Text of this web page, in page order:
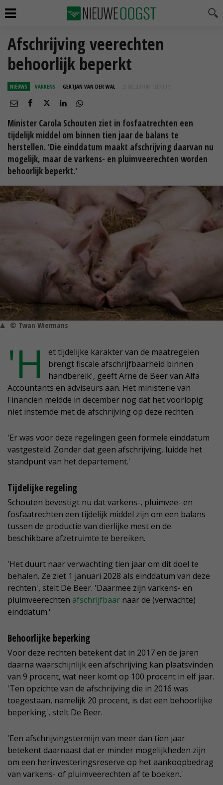
Afschrijving veerechten
behoorlijk beperkt
NIEUWS VARKENS GERTJAN VAN DER WAL 29 DEC 2017 OM 13:07
Minister Carola Schouten ziet in fosfaatrechten een
tijdelijk middel om binnen tien jaar de balans te
herstellen. 'Die einddatum maakt afschrijving daarvan nu
mogelijk, maar de varkens- en pluimveerechten worden
behoorlijk beperkt.'
© Twan Wiermans
'H
et tijdelijke karakter van de maatregelen
brengt fiscale afschrijfbaarheid binnen
handbereik', geeft Arne de Beer van Alfa
Accountants en adviseurs aan. Het ministerie van
Financiën meldde in december nog dat het voorlopig
niet instemde met de afschrijving op deze rechten.
'Er was voor deze regelingen geen formele einddatum
vastgesteld. Zonder dat geen afschrijving, luidde het
standpunt van het departement.'
Tijdelijke regeling
Schouten bevestigt nu dat varkens-, pluimvee- en
fosfaatrechten een tijdelijk middel zijn om een balans
tussen de productie van dierlijke mest en de
beschikbare afzetruimte te bereiken.
'Het duurt naar verwachting tien jaar om dit doel te
behalen. Ze ziet 1 januari 2028 als einddatum van deze
rechten', stelt De Beer. 'Daarmee zijn varkens- en
pluimveerechten afschrijfbaar naar de (verwachte)
einddatum.'
Behoorlijke beperking
Voor deze rechten betekent dat in 2017 en de jaren
daarna waarschijnlijk een afschrijving kan plaatsvinden
van 9 procent, wat neer komt op 100 procent in elf jaar.
'Ten opzichte van de afschrijving die in 2016 was
toegestaan, namelijk 20 procent, is dat een behoorlijke
beperking', stelt De Beer.
'Een afschrijvingstermijn van meer dan tien jaar
betekent daarnaast dat er minder mogelijkheden zijn
om een herinvesteringsreserve op het aankoopbedrag
van varkens- of pluimveerechten af te boeken.'